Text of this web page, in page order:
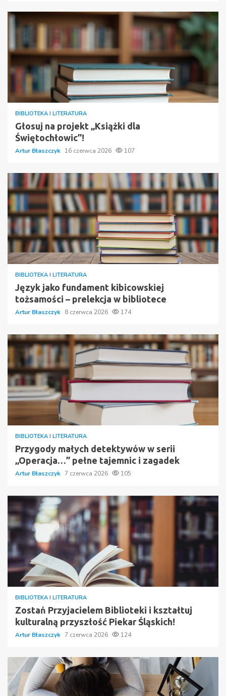
BIBLIOTEKA I LITERATURA
Głosuj na projekt „Książki dla
Świętochłowic”!
Artur Błaszczyk 16 czerwca 2026 107
BIBLIOTEKA I LITERATURA
Język jako fundament kibicowskiej
tożsamości – prelekcja w bibliotece
Artur Błaszczyk 8 czerwca 2026 174
BIBLIOTEKA I LITERATURA
Przygody małych detektywów w serii
„Operacja…” pełne tajemnic i zagadek
Artur Błaszczyk 7 czerwca 2026 105
BIBLIOTEKA I LITERATURA
Zostań Przyjacielem Biblioteki i kształtuj
kulturalną przyszłość Piekar Śląskich!
Artur Błaszczyk 7 czerwca 2026 124